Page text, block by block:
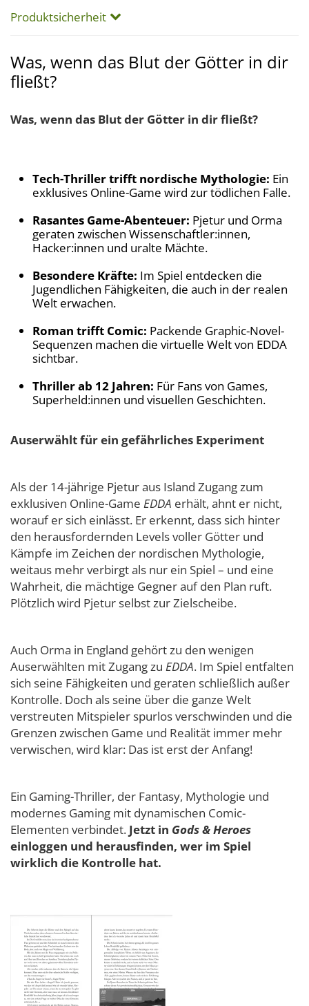
Produktsicherheit
Was, wenn das Blut der Götter in dir
fließt?
Was, wenn das Blut der Götter in dir fließt?
Tech-Thriller trifft nordische Mythologie: Ein
exklusives Online-Game wird zur tödlichen Falle.
Rasantes Game-Abenteuer: Pjetur und Orma
geraten zwischen Wissenschaftler:innen,
Hacker:innen und uralte Mächte.
Besondere Kräfte: Im Spiel entdecken die
Jugendlichen Fähigkeiten, die auch in der realen
Welt erwachen.
Roman trifft Comic: Packende Graphic-Novel-
Sequenzen machen die virtuelle Welt von EDDA
sichtbar.
Thriller ab 12 Jahren: Für Fans von Games,
Superheld:innen und visuellen Geschichten.
Auserwählt für ein gefährliches Experiment
Als der 14-jährige Pjetur aus Island Zugang zum
exklusiven Online-Game EDDA erhält, ahnt er nicht,
worauf er sich einlässt. Er erkennt, dass sich hinter
den herausfordernden Levels voller Götter und
Kämpfe im Zeichen der nordischen Mythologie,
weitaus mehr verbirgt als nur ein Spiel – und eine
Wahrheit, die mächtige Gegner auf den Plan ruft.
Plötzlich wird Pjetur selbst zur Zielscheibe.
Auch Orma in England gehört zu den wenigen
Auserwählten mit Zugang zu EDDA. Im Spiel entfalten
sich seine Fähigkeiten und geraten schließlich außer
Kontrolle. Doch als seine über die ganze Welt
verstreuten Mitspieler spurlos verschwinden und die
Grenzen zwischen Game und Realität immer mehr
verwischen, wird klar: Das ist erst der Anfang!
Ein Gaming-Thriller, der Fantasy, Mythologie und
modernes Gaming mit dynamischen Comic-
Elementen verbindet. Jetzt in Gods & Heroes
einloggen und herausfinden, wer im Spiel
wirklich die Kontrolle hat.